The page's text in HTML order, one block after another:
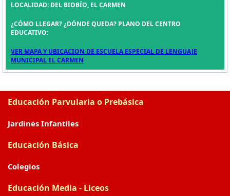
LOCALIDAD: DEL BIOBÍO, EL CARMEN
¿CÓMO LLEGAR? ¿DÓNDE QUEDA? PLANO DEL CENTRO
EDUCATIVO:
VER MAPA Y UBICACION DE ESCUELA ESPECIAL DE LENGUAJE
MUNICIPAL EL CARMEN
Educación Parvularia o Prebásica
Jardines Infantiles
Educación Básica
Colegios
Educación Media - Liceos